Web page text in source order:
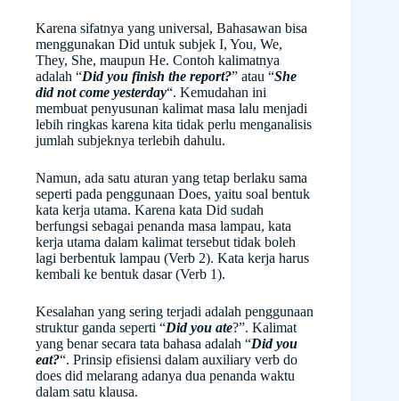
Karena sifatnya yang universal, Bahasawan bisa
menggunakan Did untuk subjek I, You, We,
They, She, maupun He. Contoh kalimatnya
adalah “Did you finish the report?” atau “She
did not come yesterday“. Kemudahan ini
membuat penyusunan kalimat masa lalu menjadi
lebih ringkas karena kita tidak perlu menganalisis
jumlah subjeknya terlebih dahulu.
Namun, ada satu aturan yang tetap berlaku sama
seperti pada penggunaan Does, yaitu soal bentuk
kata kerja utama. Karena kata Did sudah
berfungsi sebagai penanda masa lampau, kata
kerja utama dalam kalimat tersebut tidak boleh
lagi berbentuk lampau (Verb 2). Kata kerja harus
kembali ke bentuk dasar (Verb 1).
Kesalahan yang sering terjadi adalah penggunaan
struktur ganda seperti “Did you ate?”. Kalimat
yang benar secara tata bahasa adalah “Did you
eat?“. Prinsip efisiensi dalam auxiliary verb do
does did melarang adanya dua penanda waktu
dalam satu klausa.